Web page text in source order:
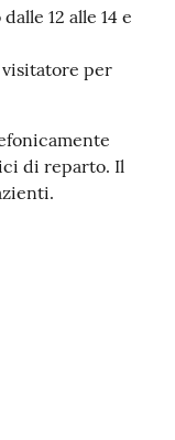
12 alle 14 e
per
di reparto. Il